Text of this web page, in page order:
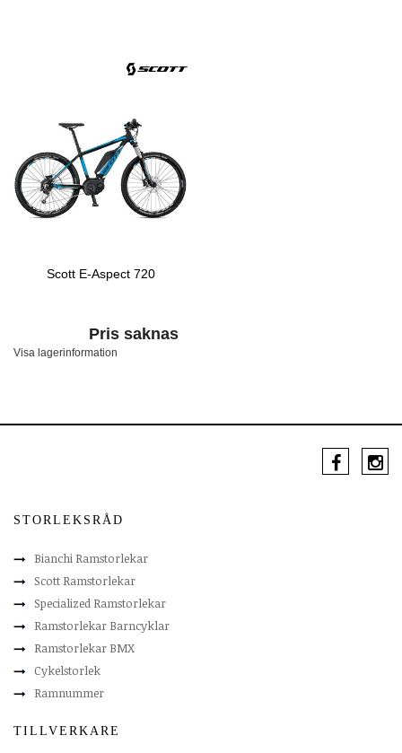
Scott E-Aspect 720
Pris saknas
Visa lagerinformation
STORLEKSRÅD
Bianchi Ramstorlekar
Scott Ramstorlekar
Specialized Ramstorlekar
Ramstorlekar Barncyklar
Ramstorlekar BMX
Cykelstorlek
Ramnummer
TILLVERKARE